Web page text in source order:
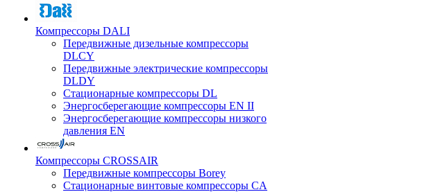
Компрессоры DALI
Передвижные дизельные компрессоры
DLCY
Передвижные электрические компрессоры
DLDY
Стационарные компрессоры DL
Энергосберегающие компрессоры EN II
Энергосберегающие компрессоры низкого
давления EN
Компрессоры CROSSAIR
Передвижные компрессоры Borey
Стационарные винтовые компрессоры CA